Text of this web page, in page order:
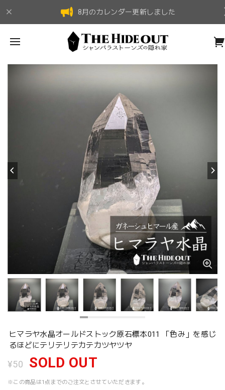
8月のカレンダー更新しました
ヒマラヤ水晶オールドストック原石標本011 「色み」を感じ
るほどにテリテリテカテカツヤツヤ
¥50 SOLD OUT
※この商品は1点までのご注文とさせていただきます。